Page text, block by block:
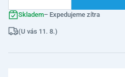
Skladem– Expedujeme zítra
(U vás 11. 8.)